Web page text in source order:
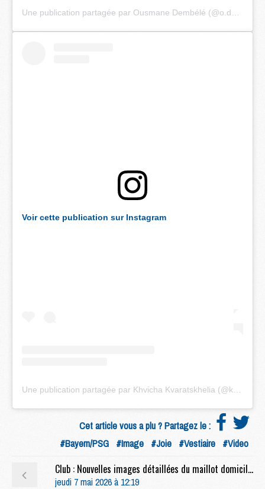
Voir cette publication sur Instagram
Cet article vous a plu ? Partagez le :
#Bayern/PSG #Image #Joie #Vestiaire #Video
Club : Nouvelles images détaillées du maillot domicile 2026/2027 du PSG
jeudi 7 mai 2026 à 12:19